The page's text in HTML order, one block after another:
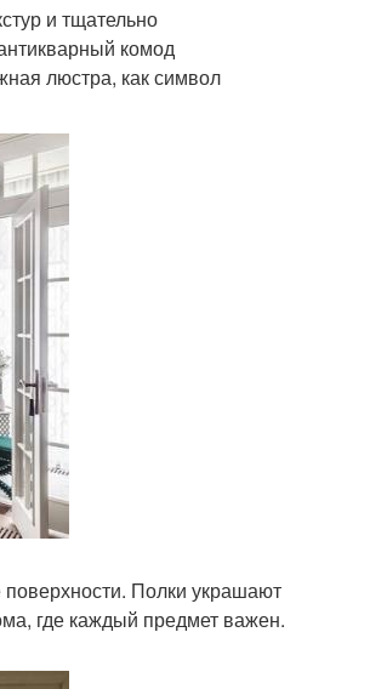
и тщательно
комод
люстра, как символ
Полки украшают
где каждый предмет важен.